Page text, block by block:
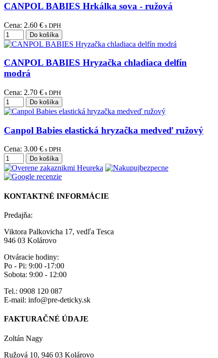
CANPOL BABIES Hrkálka sova - ružová
Cena: 2.60 € s DPH
CANPOL BABIES Hryzačka chladiaca delfín
modrá
Cena: 2.70 € s DPH
Canpol Babies elastická hryzačka medveď ružový
Cena: 3.00 € s DPH
KONTAKTNÉ INFORMÁCIE
Predajňa:
Viktora Palkovicha 17, vedľa Tesca
946 03 Kolárovo
Otváracie hodiny:
Po - Pi: 9:00 -17:00
Sobota: 9:00 - 12:00
Tel.: 0908 120 087
E-mail: info@pre-deticky.sk
FAKTURAČNÉ ÚDAJE
Zoltán Nagy
Ružová 10, 946 03 Kolárovo